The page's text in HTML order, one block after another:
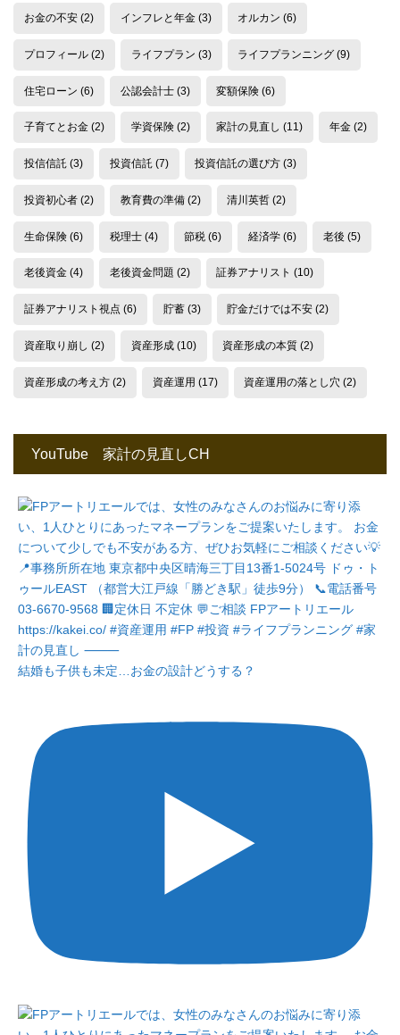
お金の不安(2) インフレと年金(3) オルカン (6)
プロフィール(2) ライフプラン (3) ライフプランニング (9)
住宅ローン (6) 公認会計士(3) 変額保険 (6)
子育てとお金(2) 学資保険(2) 家計の見直し (11) 年金 (2)
投信信託(3) 投資信託(7) 投資信託の選び方 (3)
投資初心者(2) 教育費の準備(2) 清川英哲 (2)
生命保険(6) 税理士(4) 節税 (6) 経済学 (6) 老後 (5)
老後資金(4) 老後資金問題 (2) 証券アナリスト (10)
証券アナリスト視点 (6) 貯蓄(3) 貯金だけでは不安 (2)
資産取り崩し (2) 資産形成(10) 資産形成の本質 (2)
資産形成の考え方(2) 資産運用 (17) 資産運用の落とし穴 (2)
YouTube 家計の見直しCH
結婚も子供も未定…お金の設計どうする？